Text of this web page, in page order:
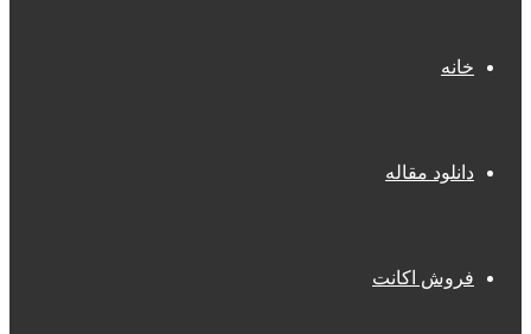
خانه
دانلود مقاله
فروش اکانت